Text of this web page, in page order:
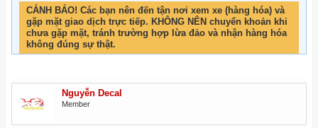
CẢNH BÁO! Các bạn nên đến tận nơi xem xe (hàng hóa) và
gặp mặt giao dịch trực tiếp. KHÔNG NÊN chuyển khoản khi
chưa gặp mặt, tránh trường hợp lừa đảo và nhận hàng hóa
không đúng sự thật.
Nguyễn Decal
Member